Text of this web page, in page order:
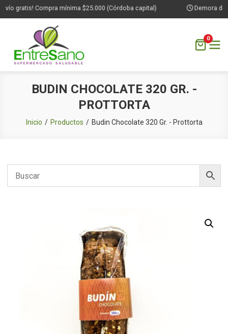
gratis! Compra mínima $25.000 (Córdoba capital) Demora de
0
BUDIN CHOCOLATE 320 GR. -
PROTTORTA
Inicio Productos Budin Chocolate 320 Gr. - Prottorta